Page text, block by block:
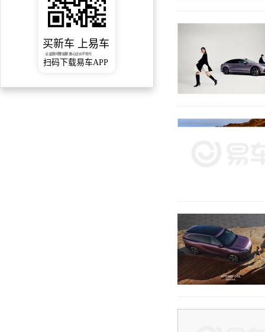
买新车 上易车
认证顾问微信聊 放心比价不吃亏
扫码下载易车APP